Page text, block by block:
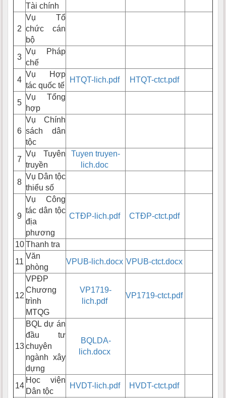
Tài chính
2
Vụ Tổ
chức cán
bộ
3
Vụ Pháp
chế
4
Vụ Hợp
tác quốc tế
HTQT-lich.pdf HTQT-ctct.pdf
5
Vụ Tổng
hợp
6
Vụ Chính
sách dân
tộc
7
Vụ Tuyên
truyền
Tuyen truyen-
lich.doc
8
Vụ Dân tộc
thiểu số
9
Vụ Công
tác dân tộc
địa
phương
CTĐP-lich.pdf CTĐP-ctct.pdf
10 Thanh tra
11
Văn
phòng
VPUB-lich.docx VPUB-ctct.docx
12
VPĐP
Chương
trình
MTQG
VP1719-
lich.pdf
VP1719-ctct.pdf
13
BQL dự án
đầu tư
chuyên
ngành xây
dựng
BQLDA-
lich.docx
14
Học viện
Dân tộc
HVDT-lich.pdf HVDT-ctct.pdf